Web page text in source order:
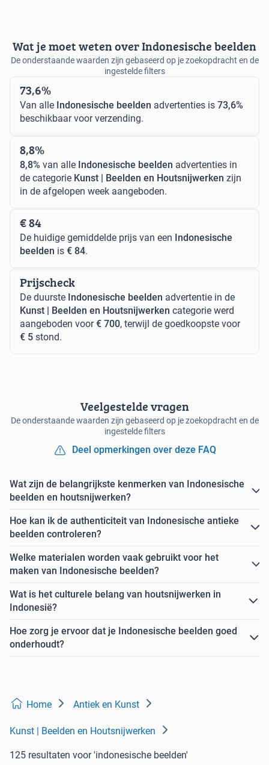
Wat je moet weten over Indonesische beelden
De onderstaande waarden zijn gebaseerd op je zoekopdracht en de
ingestelde filters
73,6%
Van alle Indonesische beelden advertenties is 73,6%
beschikbaar voor verzending.
8,8%
8,8% van alle Indonesische beelden advertenties in
de categorie Kunst | Beelden en Houtsnijwerken zijn
in de afgelopen week aangeboden.
€ 84
De huidige gemiddelde prijs van een Indonesische
beelden is € 84.
Prijscheck
De duurste Indonesische beelden advertentie in de
Kunst | Beelden en Houtsnijwerken categorie werd
aangeboden voor€ 700, terwijl de goedkoopste voor
€ 5 stond.
Veelgestelde vragen
De onderstaande waarden zijn gebaseerd op je zoekopdracht en de
ingestelde filters
Deel opmerkingen over deze FAQ
Wat zijn de belangrijkste kenmerken van Indonesische
beelden en houtsnijwerken?
Hoe kan ik de authenticiteit van Indonesische antieke
beelden controleren?
Welke materialen worden vaak gebruikt voor het
maken van Indonesische beelden?
Wat is het culturele belang van houtsnijwerken in
Indonesië?
Hoe zorg je ervoor dat je Indonesische beelden goed
onderhoudt?
Home Antiek en Kunst
Kunst | Beelden en Houtsnijwerken
125 resultaten voor 'indonesische beelden'